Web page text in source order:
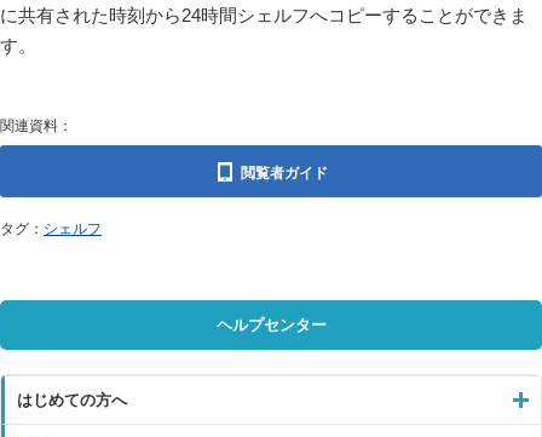
に共有された時刻から24時間シェルフへコピーすることができま
す。
関連資料：
閲覧者ガイド
タグ： シェルフ
ヘルプセンター
はじめての方へ